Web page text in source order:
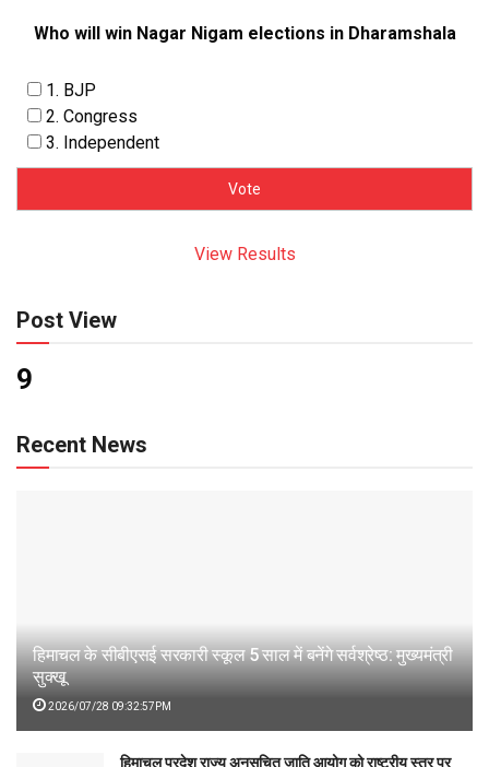
Who will win Nagar Nigam elections in Dharamshala
1. BJP
2. Congress
3. Independent
View Results
Post View
9
Recent News
हिमाचल के सीबीएसई सरकारी स्कूल 5 साल में बनेंगे सर्वश्रेष्ठ: मुख्यमंत्री
सुक्खू
2026/07/28 09:32:57PM
हिमाचल प्रदेश राज्य अनुसूचित जाति आयोग को राष्ट्रीय स्तर पर